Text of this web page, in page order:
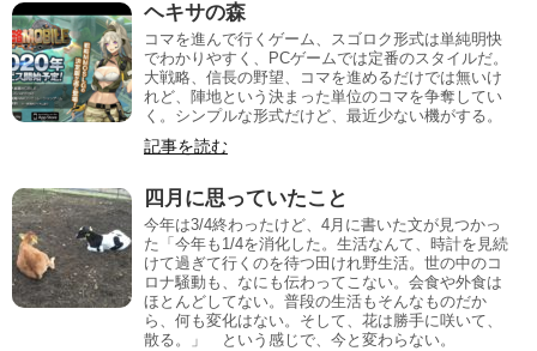
ヘキサの森
コマを進んで行くゲーム、スゴロク形式は単純明快
でわかりやすく、PCゲームでは定番のスタイルだ。
大戦略、信長の野望、コマを進めるだけでは無いけ
れど、陣地という決まった単位のコマを争奪してい
く。シンプルな形式だけど、最近少ない機がする。
記事を読む
四月に思っていたこと
今年は3/4終わったけど、4月に書いた文が見つかっ
た「今年も1/4を消化した。生活なんて、時計を見続
けて過ぎて行くのを待つ田けれ野生活。世の中のコ
ロナ騒動も、なにも伝わってこない。会食や外食は
ほとんどしてない。普段の生活もそんなものだか
ら、何も変化はない。そして、花は勝手に咲いて、
散る。」 という感じで、今と変わらない。